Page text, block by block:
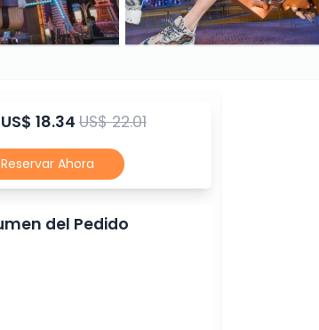
US$ 18.34US$ 22.01
Reservar Ahora
del Pedido